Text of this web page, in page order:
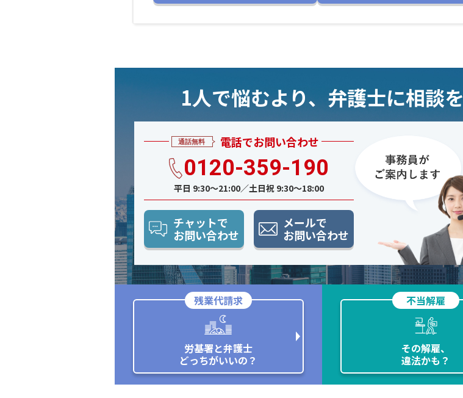
1人で悩むより、弁護士に相談を
電話でお問い合わせ
0120-359-190
平日 9:30〜21:00／土日祝 9:30〜18:00
チャットで
お問い合わせ
メールで
お問い合わせ
残業代請求
労基署と弁護士
どっちがいいの？
不当解雇
その解雇、
違法かも？